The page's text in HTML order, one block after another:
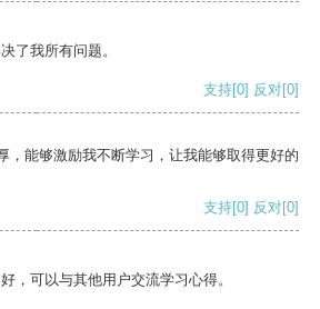
了我所有问题。
支持[0] 反对[0]
，能够激励我不断学习，让我能够取得更好的
支持[0] 反对[0]
，可以与其他用户交流学习心得。